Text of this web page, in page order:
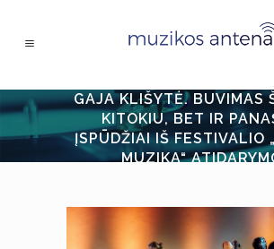
GAJA KLIŠYTĖ. BUVIMAS
KITOKIU, BET IR
ĮSPŪDŽIAI IŠ FESTIVALIO
MUZIKA“